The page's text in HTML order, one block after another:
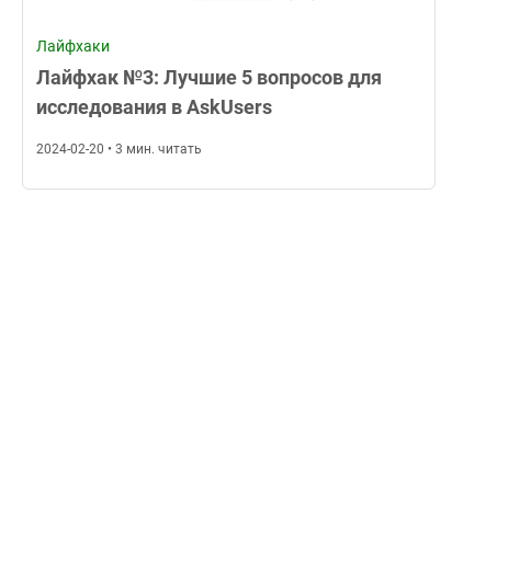
Лайфхаки
Лайфхак №3: Лучшие 5 вопросов для
исследования в AskUsers
2024-02-20 • 3 мин. читать